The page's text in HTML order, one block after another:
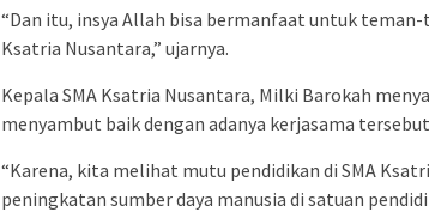
“Dan itu, insya Allah bisa bermanfaat untuk teman-
Ksatria Nusantara,” ujarnya.
Kepala SMA Ksatria Nusantara, Milki Barokah
menyambut baik dengan adanya kerjasama
“Karena, kita melihat mutu pendidikan di SMA
peningkatan sumber daya manusia di satuan